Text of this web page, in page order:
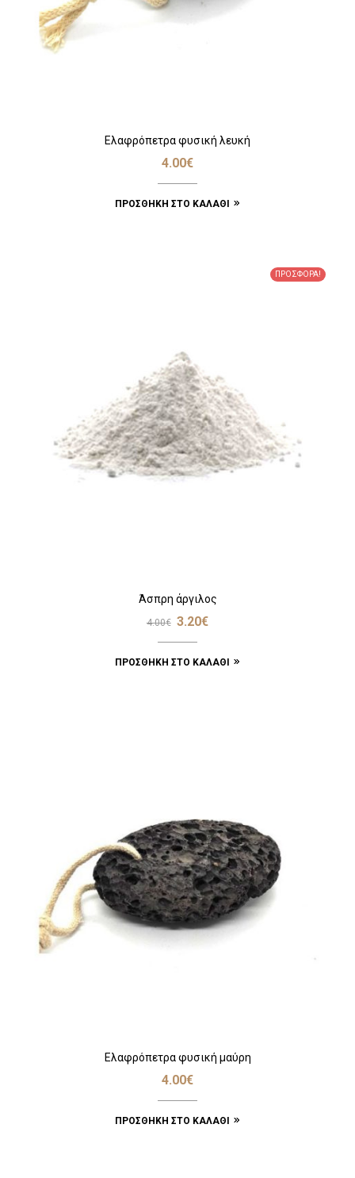
Ελαφρόπετρα φυσική λευκή
4.00€
ΠΡΟΣΘΉΚΗ ΣΤΟ ΚΑΛΆΘΙ
ΠΡΟΣΦΟΡΆ!
Άσπρη άργιλος
4.00€ 3.20€
ΠΡΟΣΘΉΚΗ ΣΤΟ ΚΑΛΆΘΙ
Ελαφρόπετρα φυσική μαύρη
4.00€
ΠΡΟΣΘΉΚΗ ΣΤΟ ΚΑΛΆΘΙ